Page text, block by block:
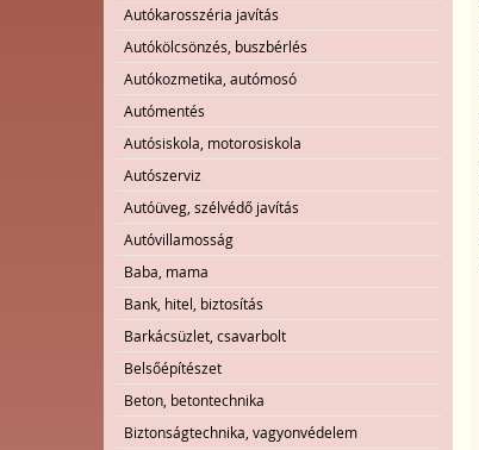
Autókarosszéria javítás
Autókölcsönzés, buszbérlés
Autókozmetika, autómosó
Autómentés
Autósiskola, motorosiskola
Autószerviz
Autóüveg, szélvédő javítás
Autóvillamosság
Baba, mama
Bank, hitel, biztosítás
Barkácsüzlet, csavarbolt
Belsőépítészet
Beton, betontechnika
Biztonságtechnika, vagyonvédelem